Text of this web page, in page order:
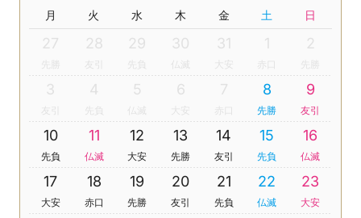
月 火 水 木 金 土 日
27 28
友引
29
先負
30
仏滅
31
大安
1 2
3
友引
4
先負
5
仏滅
6
大安
7 8
先勝
9
友引
10
先負
11
仏滅
12
大安
13
先勝
14
友引
15
先負
16
仏滅
17
大安
18
赤口
19
先勝
20
友引
21
先負
22
仏滅
23
大安